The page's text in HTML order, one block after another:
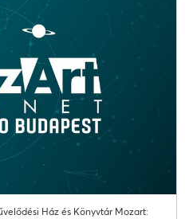
Ház és Könyvtár Mozart: